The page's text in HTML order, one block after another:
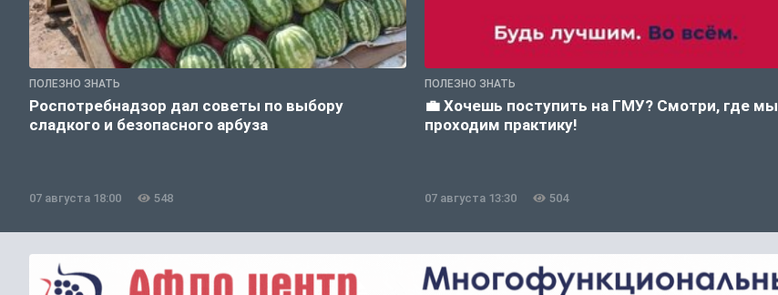
ПОЛЕЗНО ЗНАТЬ
Роспотребнадзор дал советы по выбору
сладкого и безопасного арбуза
07 августа 18:00 548
ПОЛЕЗНО ЗНАТЬ
💼 Хочешь поступить на ГМУ? Смотри, где мы
проходим практику!
07 августа 13:30 504